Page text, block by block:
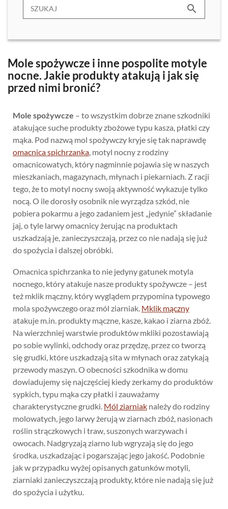
Mole spożywcze i inne pospolite motyle
nocne. Jakie produkty atakują i jak się
przed nimi bronić?
Mole spożywcze – to wszystkim dobrze znane szkodniki
atakujące suche produkty zbożowe typu kasza, płatki czy
mąka. Pod nazwą mol spożywczy kryje się tak naprawdę
omacnica spichrzanka, motyl nocny z rodziny
omacnicowatych, który nagminnie pojawia się w naszych
mieszkaniach, magazynach, młynach i piekarniach. Z racji
tego, że to motyl nocny swoją aktywność wykazuje tylko
nocą. O ile dorosły osobnik nie wyrządza szkód, nie
pobiera pokarmu a jego zadaniem jest „jedynie” składanie
jaj, o tyle larwy omacnicy żerując na produktach
uszkadzają je, zanieczyszczają, przez co nie nadają się już
do spożycia i dalszej obróbki.
Omacnica spichrzanka to nie jedyny gatunek motyla
nocnego, który atakuje nasze produkty spożywcze – jest
też mklik mączny, który wyglądem przypomina typowego
mola spożywczego oraz mól ziarniak. Mklik mączny
atakuje m.in. produkty mączne, kasze, kakao i ziarna zbóż.
Na wierzchniej warstwie produktów mkliki pozostawiają
po sobie wylinki, odchody oraz przędzę, przez co tworzą
się grudki, które uszkadzają sita w młynach oraz zatykają
przewody maszyn. O obecności szkodnika w domu
dowiadujemy się najczęściej kiedy zerkamy do produktów
sypkich, typu mąka czy płatki i zauważamy
charakterystyczne grudki. Mól ziarniak należy do rodziny
molowatych, jego larwy żerują w ziarnach zbóż, nasionach
roślin strączkowych i traw, suszonych warzywach i
owocach. Nadgryzają ziarno lub wgryzają się do jego
środka, uszkadzając i pogarszając jego jakość. Podobnie
jak w przypadku wyżej opisanych gatunków motyli,
ziarniaki zanieczyszczają produkty, które nie nadają się już
do spożycia i użytku.
search